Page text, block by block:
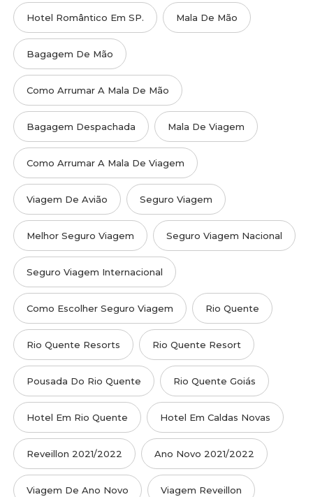
Hotel Romântico Em SP. Mala De Mão
Bagagem De Mão
Como Arrumar A Mala De Mão
Bagagem Despachada Mala De Viagem
Como Arrumar A Mala De Viagem
Viagem De Avião Seguro Viagem
Melhor Seguro Viagem Seguro Viagem Nacional
Seguro Viagem Internacional
Como Escolher Seguro Viagem Rio Quente
Rio Quente Resorts Rio Quente Resort
Pousada Do Rio Quente Rio Quente Goiás
Hotel Em Rio Quente Hotel Em Caldas Novas
Reveillon 2021/2022 Ano Novo 2021/2022
Viagem De Ano Novo Viagem Reveillon